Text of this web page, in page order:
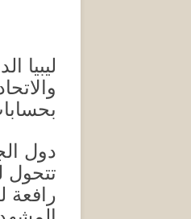
ليبيا
دول
تتحول
رافعة